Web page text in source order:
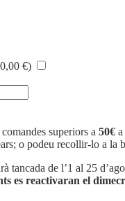
0,00 €)
comandes superiors a 50€
o podeu recollir-lo a la
tancada de l’1 al 25
es reactivaran el